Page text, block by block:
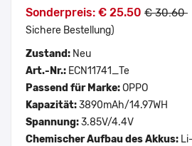
Sonderpreis: € 25.50 € 30.60
Sichere Bestellung)
Zustand: Neu
Art.-Nr.: ECN11741_Te
Passend für Marke:OPPO
Kapazität:3890mAh/14.97WH
Spannung:3.85V/4.4V
Chemischer Aufbau des Akkus: